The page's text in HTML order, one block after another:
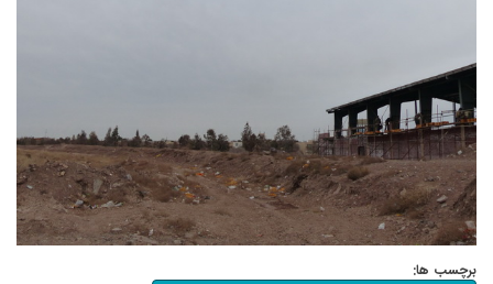
برچسب ها: